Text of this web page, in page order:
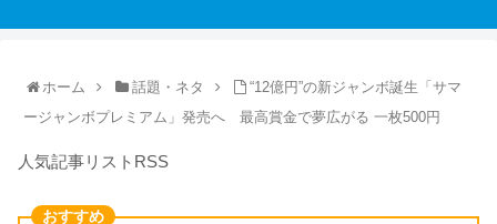
ホーム 話題・ネタ
“12億円”の新ジャンボ誕生「サマ
ージャンボプレミアム」発売へ 最高賞金で夢広がる 一枚500円
人気記事リストRSS